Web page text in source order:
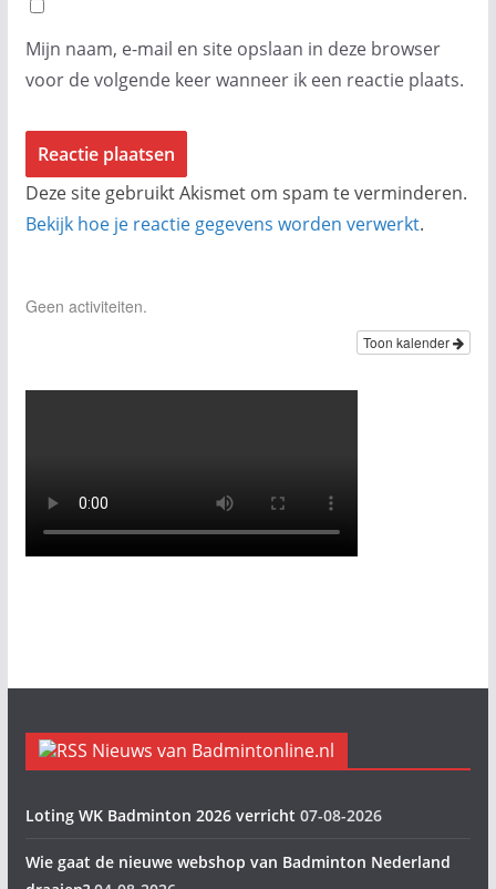
Mijn naam, e-mail en site opslaan in deze browser
voor de volgende keer wanneer ik een reactie plaats.
Deze site gebruikt Akismet om spam te verminderen.
Bekijk hoe je reactie gegevens worden verwerkt.
Geen activiteiten.
Toon kalender
Nieuws van Badmintonline.nl
Loting WK Badminton 2026 verricht 07-08-2026
Wie gaat de nieuwe webshop van Badminton Nederland